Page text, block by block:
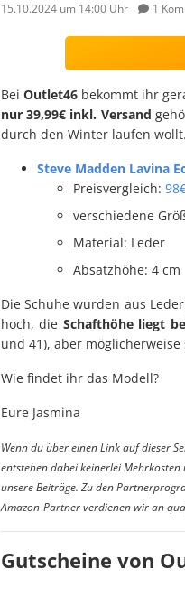
15.10.2024 um 14:00 Uhr 1
Bei Outlet46 bekommt ihr
nur 39,99€ inkl. Versand
durch den Winter laufen wollt.
Steve Madden Lavina
Preisvergleich:
verschiedene
Material: Leder
Absatzhöhe: 4 cm
Die Schuhe wurden aus
hoch, die Schafthöhe liegt
und 41), aber
Wie findet ihr das Modell?
Eure Jasmina
Wenn du über einen Link auf dieser
entstehen dabei keinerlei
unsere Beiträge. Zu den
Amazon-Partner verdienen wir an
Gutscheine von